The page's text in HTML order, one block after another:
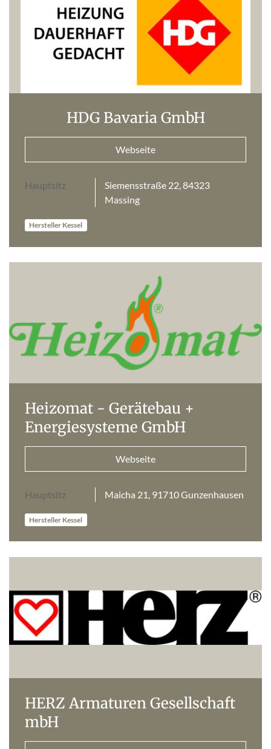
HDG Bavaria GmbH
Webseite
Hauptsitz
Siemensstraße 22, 84323
Massing
Hersteller Kessel
Heizomat - Gerätebau +
Energiesysteme GmbH
Webseite
Hauptsitz Maicha 21, 91710 Gunzenhausen
Hersteller Kessel
HERZ Armaturen Gesellschaft
mbH